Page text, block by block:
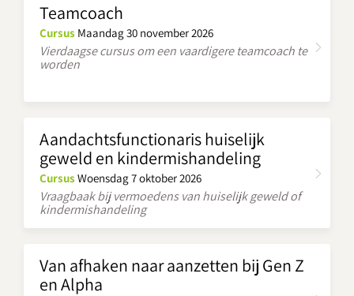
Teamcoach
Cursus Maandag 30 november 2026
Vierdaagse cursus om een vaardigere teamcoach te
worden
Aandachtsfunctionaris huiselijk
geweld en kindermishandeling
CursusWoensdag 7 oktober 2026
Vraagbaak bij vermoedens van huiselijk geweld of
kindermishandeling
Van afhaken naar aanzetten bij Gen Z
en Alpha